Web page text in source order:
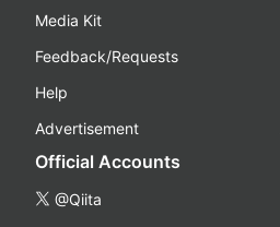
Media Kit
Feedback/Requests
Help
Advertisement
Official Accounts
@Qiita